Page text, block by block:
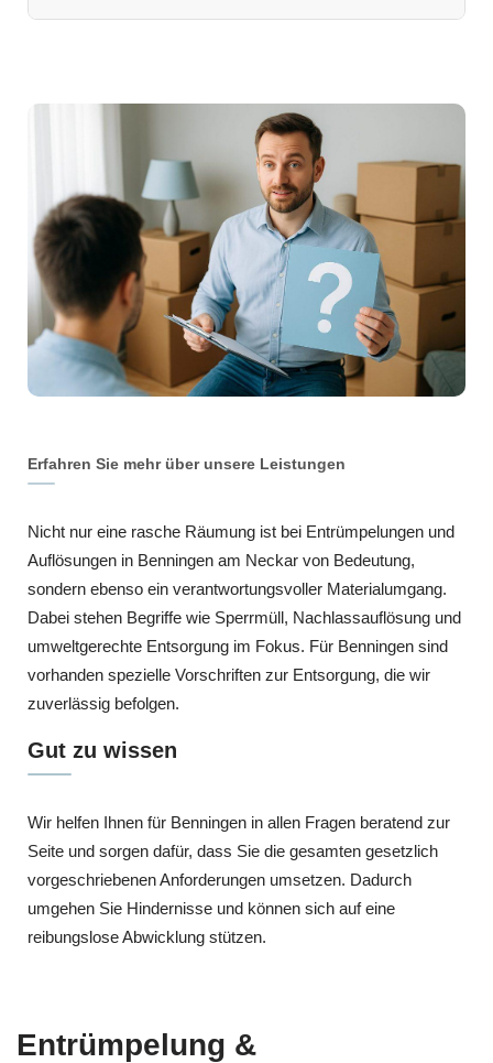
Erfahren Sie mehr über unsere Leistungen
Nicht nur eine rasche Räumung ist bei Entrümpelungen und
Auflösungen in Benningen am Neckar von Bedeutung,
sondern ebenso ein verantwortungsvoller Materialumgang.
Dabei stehen Begriffe wie Sperrmüll, Nachlassauflösung und
umweltgerechte Entsorgung im Fokus. Für Benningen sind
vorhanden spezielle Vorschriften zur Entsorgung, die wir
zuverlässig befolgen.
Gut zu wissen
Wir helfen Ihnen für Benningen in allen Fragen beratend zur
Seite und sorgen dafür, dass Sie die gesamten gesetzlich
vorgeschriebenen Anforderungen umsetzen. Dadurch
umgehen Sie Hindernisse und können sich auf eine
reibungslose Abwicklung stützen.
Entrümpelung &